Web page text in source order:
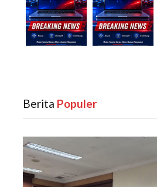
Berita ‎ Populer